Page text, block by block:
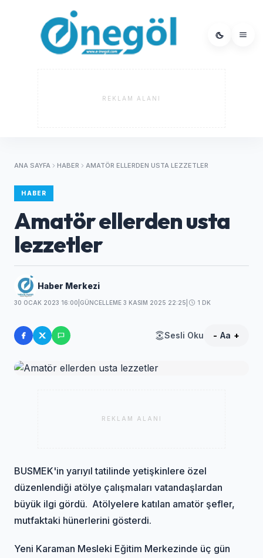
REKLAM ALANI
ANA SAYFA HABER AMATÖR ELLERDEN USTA LEZZETLER
HABER
Amatör ellerden usta
lezzetler
Haber Merkezi
30 OCAK 2023 16:00 GÜNCELLEME 3 KASIM 2025 22:25 1 DK
Sesli Oku - Aa +
REKLAM ALANI
BUSMEK'in yarıyıl tatilinde yetişkinlere özel
düzenlendiği atölye çalışmaları vatandaşlardan
büyük ilgi gördü. Atölyelere katılan amatör şefler,
mutfaktaki hünerlerini gösterdi.
Yeni Karaman Mesleki Eğitim Merkezinde üç gün